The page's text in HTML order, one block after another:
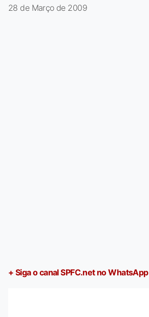
28 de Março de 2009
+ Siga o canal SPFC.net no WhatsApp